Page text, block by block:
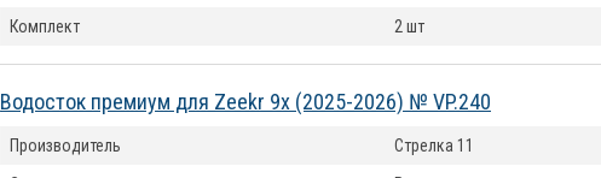
Комплект
2 шт
Водосток премиум для Zeekr 9x (2025-2026) № VP.240
Производитель
Стрелка 11